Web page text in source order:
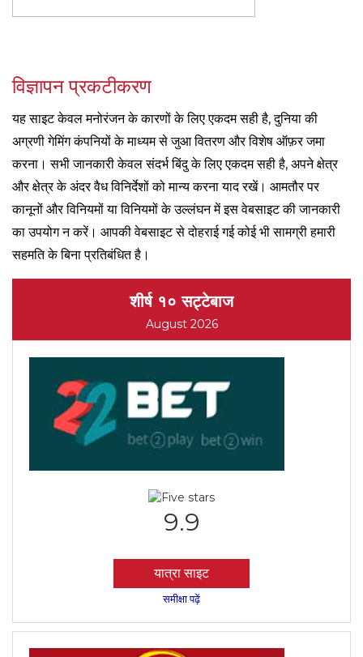
विज्ञापन प्रकटीकरण
यह साइट केवल मनोरंजन के कारणों के लिए एकदम सही है, दुनिया की
अग्रणी गेमिंग कंपनियों के माध्यम से जुआ वितरण और विशेष ऑफ़र जमा
करना। सभी जानकारी केवल संदर्भ बिंदु के लिए एकदम सही है, अपने क्षेत्र
और क्षेत्र के अंदर वैध विनिर्देशों को मान्य करना याद रखें। आमतौर पर
कानूनों और विनियमों या विनियमों के उल्लंघन में इस वेबसाइट की जानकारी
का उपयोग न करें। आपकी वेबसाइट से दोहराई गई कोई भी सामग्री हमारी
सहमति के बिना प्रतिबंधित है।
शीर्ष १० सट्टेबाज
August 2026
9.9
यात्रा साइट
समीक्षा पढ़ें